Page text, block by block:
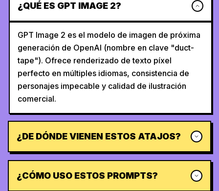
¿QUÉ ES GPT IMAGE 2?
GPT Image 2 es el modelo de imagen de próxima
generación de OpenAI (nombre en clave "duct-
tape"). Ofrece renderizado de texto píxel
perfecto en múltiples idiomas, consistencia de
personajes impecable y calidad de ilustración
comercial.
¿DE DÓNDE VIENEN ESTOS ATAJOS?
¿CÓMO USO ESTOS PROMPTS?